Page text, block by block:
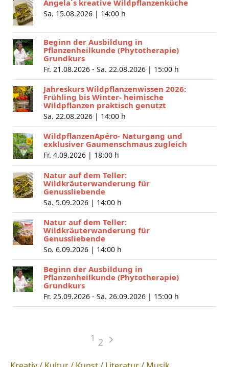
Angela´s kreative Wildpflanzenküche
Sa. 15.08.2026 | 14:00 h
Beginn der Ausbildung in
Pflanzenheilkunde (Phytotherapie)
Grundkurs
Fr. 21.08.2026 - Sa. 22.08.2026 | 15:00 h
Jahreskurs Wildpflanzenwissen 2026:
Frühling bis Winter- heimische
Wildpflanzen praktisch genutzt
Sa. 22.08.2026 | 14:00 h
WildpflanzenApéro- Naturgang und
exklusiver Gaumenschmaus zugleich
Fr. 4.09.2026 | 18:00 h
Natur auf dem Teller:
Wildkräuterwanderung für
Genussliebende
Sa. 5.09.2026 | 14:00 h
Natur auf dem Teller:
Wildkräuterwanderung für
Genussliebende
So. 6.09.2026 | 14:00 h
Beginn der Ausbildung in
Pflanzenheilkunde (Phytotherapie)
Grundkurs
Fr. 25.09.2026 - Sa. 26.09.2026 | 15:00 h
1 2